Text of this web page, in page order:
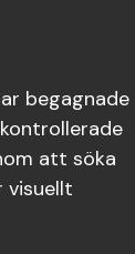
begagnade
att söka
visuellt